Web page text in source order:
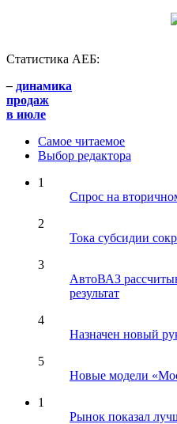
Статистика АЕБ:
– динамика
продаж
в июле
Самое читаемое
Выбор редактора
1
Спрос на
2
Тока субсидии
3
АвтоВАЗ
результат
4
Назначен новый
5
Новые модели
1
Рынок показал